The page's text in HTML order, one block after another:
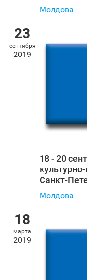
Молдова
23
сентября
2019
18 - 20
Молдова
18
марта
2019